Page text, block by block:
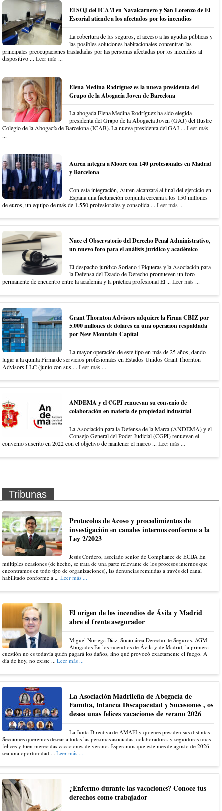
El SOJ del ICAM en Navalcarnero y San Lorenzo de El
Escorial atiende a los afectados por los incendios
La cobertura de los seguros, el acceso a las ayudas públicas y
las posibles soluciones habitacionales concentran las
principales preocupaciones trasladadas por las personas afectadas por los incendios al
dispositivo ... Leer más ...
Elena Medina Rodríguez es la nueva presidenta del
Grupo de la Abogacía Joven de Barcelona
La abogada Elena Medina Rodríguez ha sido elegida
presidenta del Grupo de la Abogacía Joven (GAJ) del Ilustre
Colegio de la Abogacía de Barcelona (ICAB). La nueva presidenta del GAJ ... Leer más
...
Auren integra a Moore con 140 profesionales en Madrid
y Barcelona
Con esta integración, Auren alcanzará al final del ejercicio en
España una facturación conjunta cercana a los 150 millones
de euros, un equipo de más de 1.550 profesionales y consolida ... Leer más ...
Nace el Observatorio del Derecho Penal Administrativo,
un nuevo foro para el análisis jurídico y académico
El despacho jurídico Soriano i Piqueras y la Asociación para
la Defensa del Estado de Derecho promueven un foro
permanente de encuentro entre la academia y la práctica profesional El ... Leer más ...
Grant Thornton Advisors adquiere la Firma CBIZ por
5.000 millones de dólares en una operación respaldada
por New Mountain Capital
La mayor operación de este tipo en más de 25 años, dando
lugar a la quinta Firma de servicios profesionales en Estados Unidos Grant Thornton
Advisors LLC (junto con sus ... Leer más ...
ANDEMA y el CGPJ renuevan su convenio de
colaboración en materia de propiedad industrial
La Asociación para la Defensa de la Marca (ANDEMA) y el
Consejo General del Poder Judicial (CGPJ) renuevan el
convenio suscrito en 2022 con el objetivo de mantener el marco ... Leer más ...
Tribunas
Protocolos de Acoso y procedimientos de
investigación en canales internos conforme a la
Ley 2/2023
Jesús Cordero, asociado senior de Compliance de ECIJA En
múltiples ocasiones (de hecho, se trata de una parte relevante de los procesos internos que
encontramos en todo tipo de organizaciones), las denuncias remitidas a través del canal
habilitado conforme a ... Leer más ...
El origen de los incendios de Ávila y Madrid
abre el frente asegurador
Miguel Noriega Díaz, Socio área Derecho de Seguros. AGM
Abogados En los incendios de Ávila y de Madrid, la primera
cuestión no es todavía quién pagará los daños, sino qué provocó exactamente el fuego. A
día de hoy, no existe ... Leer más ...
La Asociación Madrileña de Abogacía de
Familia, Infancia Discapacidad y Sucesiones , os
desea unas felices vacaciones de verano 2026
La Junta Directiva de AMAFI y quienes presiden sus distintas
Secciones queremos desear a todas las personas asociadas, colaboradoras y seguidoras unas
felices y bien merecidas vacaciones de verano. Esperamos que este mes de agosto de 2026
sea una oportunidad ... Leer más ...
¿Enfermo durante las vacaciones? Conoce tus
derechos como trabajador